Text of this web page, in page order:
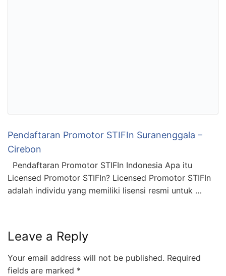
Pendaftaran Promotor STIFIn Suranenggala –
Cirebon
Pendaftaran Promotor STIFIn Indonesia Apa itu
Licensed Promotor STIFIn? Licensed Promotor STIFIn
adalah individu yang memiliki lisensi resmi untuk …
Leave a Reply
Your email address will not be published. Required
fields are marked *